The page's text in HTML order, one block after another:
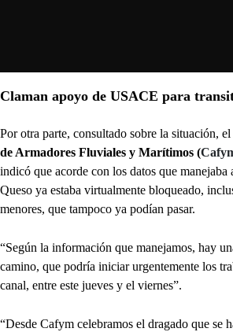
Claman apoyo de USACE para
Por otra parte, consultado sobre la situación,
de Armadores Fluviales y Marítimos (
indicó que acorde con los datos que manejaba
Queso ya estaba virtualmente bloqueado,
menores, que tampoco ya podían pasar.
“Según la información que manejamos, hay
camino, que podría iniciar urgentemente los
canal, entre este jueves y el viernes”.
“Desde Cafym celebramos el dragado que se